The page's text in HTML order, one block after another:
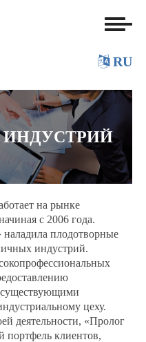
RU
на рынке
с 2006 года.
плодотворные
индустрий.
цеху.
деятельности, «Пролог
портфель клиентов,